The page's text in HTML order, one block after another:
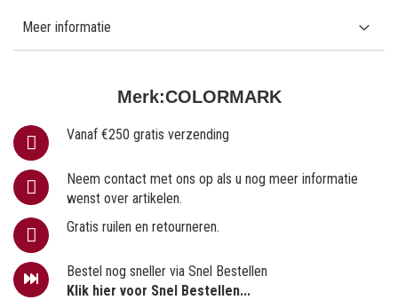
Merk:COLORMARK
Vanaf €250 gratis verzending
Neem contact met ons op als u nog meer informatie
wenst over artikelen.
Gratis ruilen en retourneren.
Bestel nog sneller via Snel Bestellen
Klik hier voor Snel Bestellen...
Meer informatie